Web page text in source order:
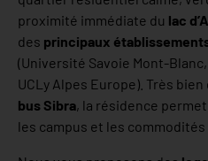
proximité immédiate du lac
des principaux
(Université Savoie Mont-
UCLy Alpes Europe). Très
bus Sibra, la résidence
les campus et les